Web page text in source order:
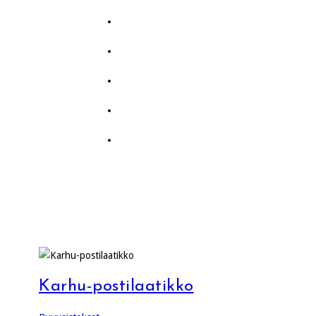
Karhu-postilaatikko